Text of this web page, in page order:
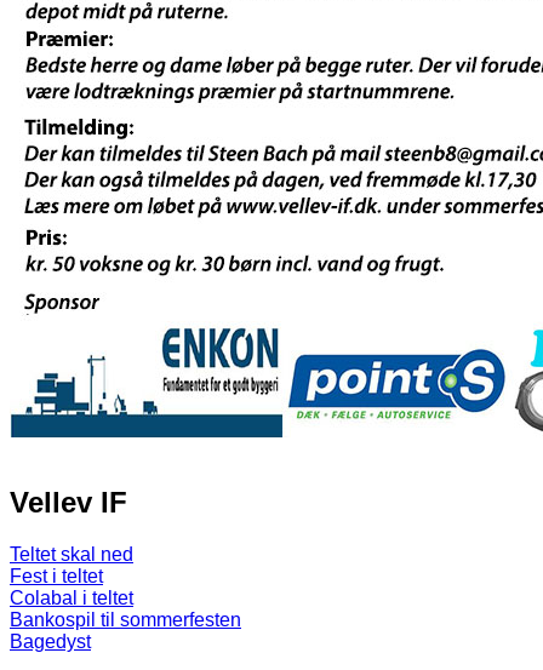
Vellev IF
Teltet skal ned
Fest i teltet
Colabal i teltet
Bankospil til sommerfesten
Bagedyst